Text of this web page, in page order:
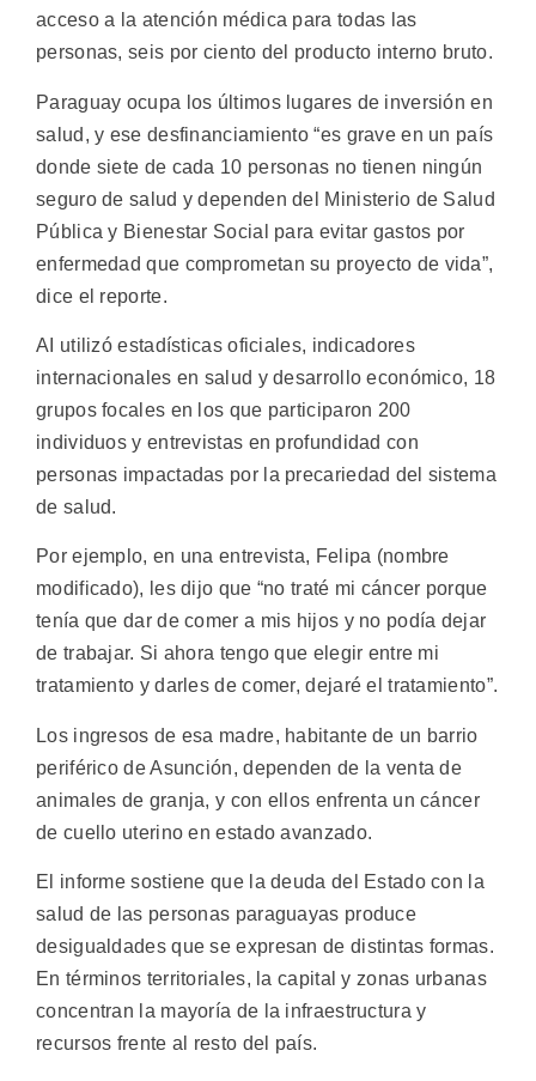
acceso a la atención médica para todas las
personas, seis por ciento del producto interno bruto.
Paraguay ocupa los últimos lugares de inversión en
salud, y ese desfinanciamiento “es grave en un país
donde siete de cada 10 personas no tienen ningún
seguro de salud y dependen del Ministerio de Salud
Pública y Bienestar Social para evitar gastos por
enfermedad que comprometan su proyecto de vida”,
dice el reporte.
AI utilizó estadísticas oficiales, indicadores
internacionales en salud y desarrollo económico, 18
grupos focales en los que participaron 200
individuos y entrevistas en profundidad con
personas impactadas por la precariedad del sistema
de salud.
Por ejemplo, en una entrevista, Felipa (nombre
modificado), les dijo que “no traté mi cáncer porque
tenía que dar de comer a mis hijos y no podía dejar
de trabajar. Si ahora tengo que elegir entre mi
tratamiento y darles de comer, dejaré el tratamiento”.
Los ingresos de esa madre, habitante de un barrio
periférico de Asunción, dependen de la venta de
animales de granja, y con ellos enfrenta un cáncer
de cuello uterino en estado avanzado.
El informe sostiene que la deuda del Estado con la
salud de las personas paraguayas produce
desigualdades que se expresan de distintas formas.
En términos territoriales, la capital y zonas urbanas
concentran la mayoría de la infraestructura y
recursos frente al resto del país.